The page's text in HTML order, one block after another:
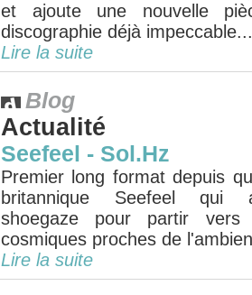
et ajoute une nouvelle
discographie déjà
Lire la suite
Blog
Actualité
Seefeel - Sol.Hz
Premier long format depuis
britannique Seefeel qui
shoegaze pour partir
cosmiques proches de
Lire la suite